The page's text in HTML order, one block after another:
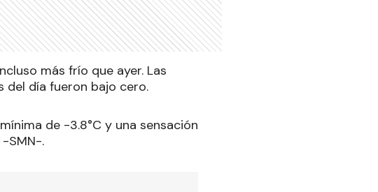
más frío que ayer. Las
día fueron bajo cero.
de -3.8°C y una sensación
SMN-.